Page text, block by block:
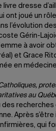
livre dresse
ont joué un
l’évolution
Gérin-
à avoir
et Grace
en
au
des recherches
Après
qui